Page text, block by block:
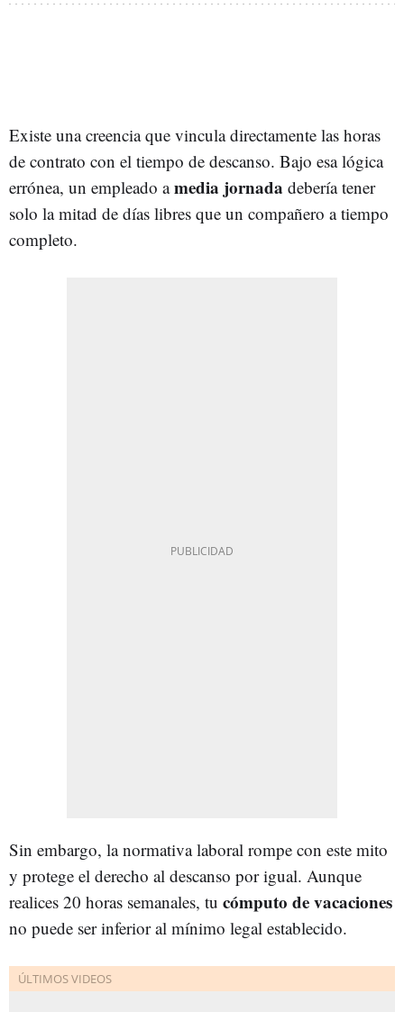
Existe una creencia que vincula directamente las horas
de contrato con el tiempo de descanso. Bajo esa lógica
errónea, un empleado amedia jornada debería tener
solo la mitad de días libres que un compañero a tiempo
completo.
Sin embargo, la normativa laboral rompe con este mito
y protege el derecho al descanso por igual. Aunque
realices 20 horas semanales, tu cómputo de vacaciones
no puede ser inferior al mínimo legal establecido.